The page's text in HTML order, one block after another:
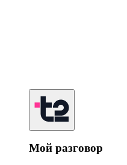
Мой разговор